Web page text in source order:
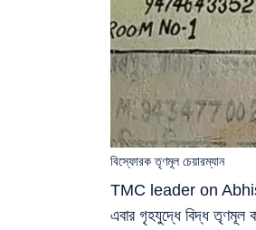
TMC leader on
এবার গৃহযুদ্ধে বিদ্ধ তৃণমূল
বিস্ফোরক তৃণমূল চেয়ারম্যান